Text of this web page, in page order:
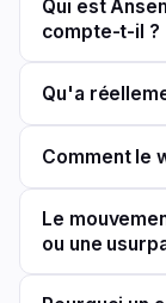
Qui est
compte-t-il ?
Qu'a
Comment le
Le
ou une